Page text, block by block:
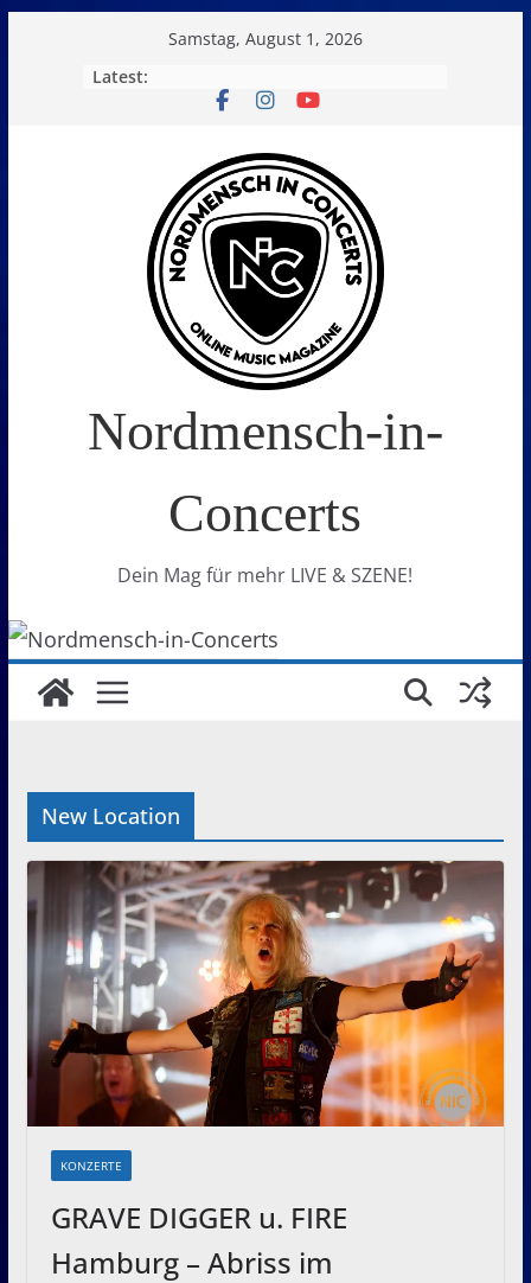
Samstag, August 1, 2026
Latest:
Nordmensch-in-
Concerts
Dein Mag für mehr LIVE & SZENE!
New Location
KONZERTE
GRAVE DIGGER u. FIRE
Hamburg – Abriss im